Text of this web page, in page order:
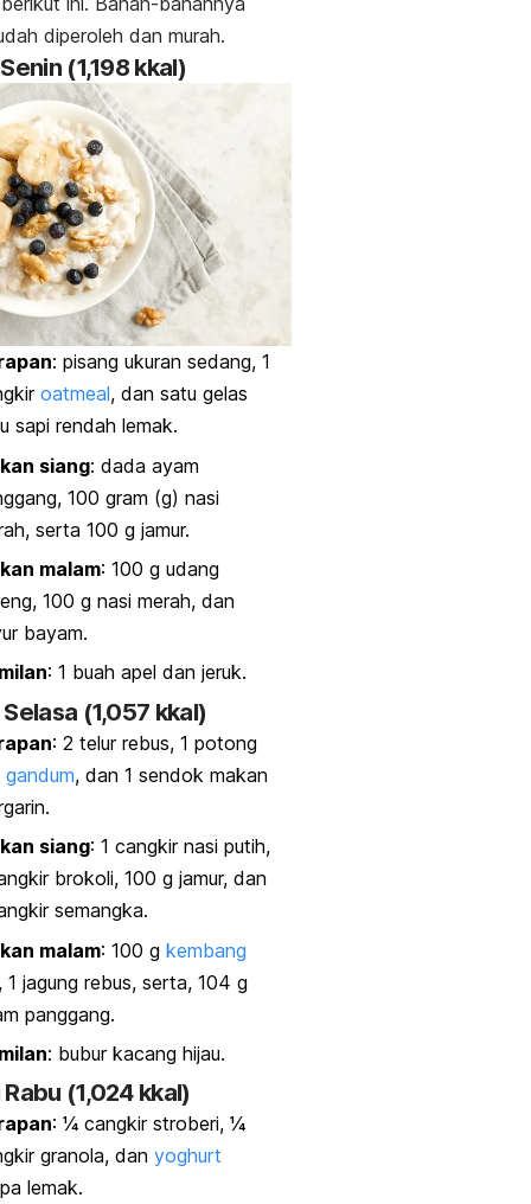
diperoleh dan murah.
(1,198 kkal)
: pisang ukuran sedang, 1
oatmeal, dan satu gelas
sapi rendah lemak.
siang: dada ayam
100 gram (g) nasi
serta 100 g jamur.
malam: 100 g udang
100 g nasi merah, dan
bayam.
: 1 buah apel dan jeruk.
(1,057 kkal)
: 2 telur rebus, 1 potong
, dan 1 sendok makan
siang: 1 cangkir nasi putih,
brokoli, 100 g jamur, dan
semangka.
malam: 100 g kembang
1 jagung rebus, serta, 104 g
panggang.
: bubur kacang hijau.
(1,024 kkal)
: ¼ cangkir stroberi, ¼
granola, dan yoghurt
lemak.